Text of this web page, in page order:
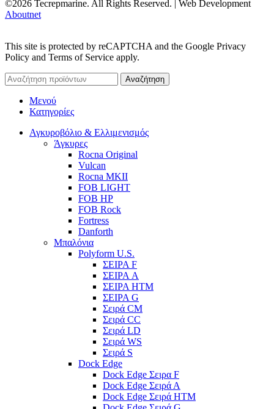
©2026 Tecrepmarine. All Rights Reserved. | Web Development
Aboutnet
This site is protected by reCAPTCHA and the Google Privacy
Policy and Terms of Service apply.
Αναζήτηση
Μενού
Κατηγορίες
Αγκυροβόλιο & Ελλιμενισμός
Άγκυρες
Rocna Original
Vulcan
Rocna MKII
FOB LIGHT
FOB HP
FOB Rock
Fortress
Danforth
Μπαλόνια
Polyform U.S.
ΣΕΙΡΑ F
ΣΕΙΡΑ A
ΣΕΙΡΑ HTM
ΣΕΙΡΑ G
Σειρά CM
Σειρά CC
Σειρά LD
Σειρά WS
Σειρά S
Dock Edge
Dock Edge Σειρα F
Dock Edge Σειρά Α
Dock Edge Σειρά HTM